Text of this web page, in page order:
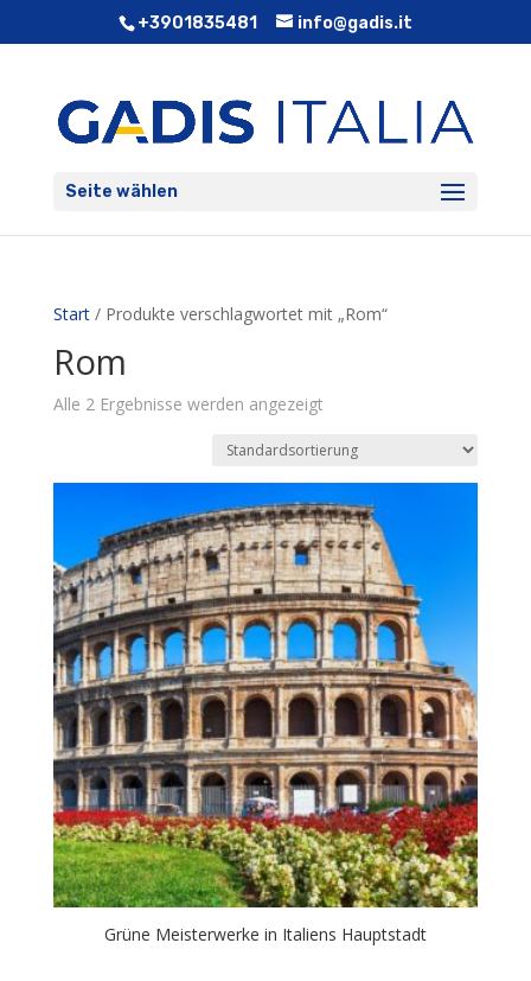
+3901835481 info@gadis.it
Seite wählen
Start/ Produkte verschlagwortet mit „Rom“
Rom
Alle 2 Ergebnisse werden angezeigt
Grüne Meisterwerke in Italiens Hauptstadt